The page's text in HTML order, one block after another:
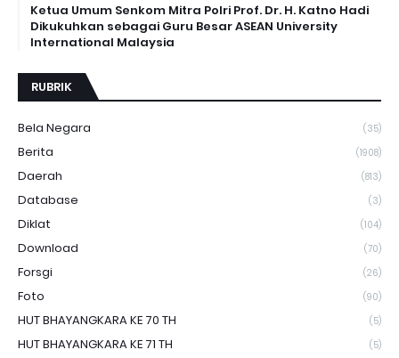
Ketua Umum Senkom Mitra Polri Prof. Dr. H. Katno Hadi
Dikukuhkan sebagai Guru Besar ASEAN University
International Malaysia
RUBRIK
Bela Negara (35)
Berita (1908)
Daerah (813)
Database (3)
Diklat (104)
Download (70)
Forsgi (26)
Foto (90)
HUT BHAYANGKARA KE 70 TH (5)
HUT BHAYANGKARA KE 71 TH (5)